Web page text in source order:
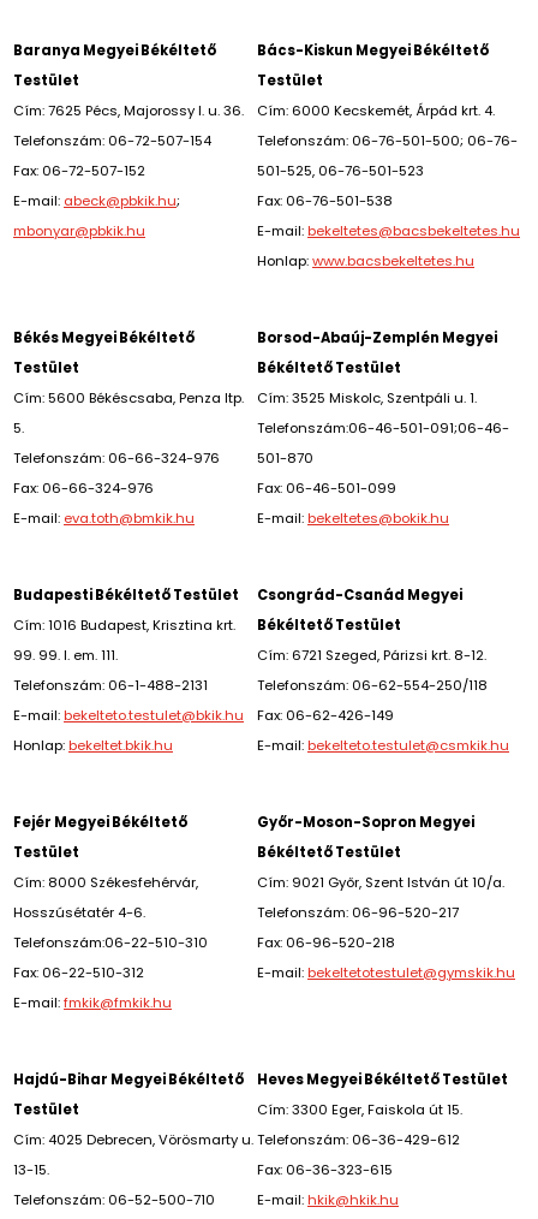
Baranya Megyei Békéltető
Testület
Cím: 7625 Pécs, Majorossy I. u. 36.
Telefonszám: 06-72-507-154
Fax: 06-72-507-152
E-mail: abeck@pbkik.hu;
mbonyar@pbkik.hu
Bács-Kiskun Megyei Békéltető
Testület
Cím: 6000 Kecskemét, Árpád krt. 4.
Telefonszám: 06-76-501-500; 06-76-
501-525, 06-76-501-523
Fax: 06-76-501-538
E-mail:bekeltetes@bacsbekeltetes.hu
Honlap:www.bacsbekeltetes.hu
Békés Megyei Békéltető
Testület
Cím: 5600 Békéscsaba, Penza ltp.
5.
Telefonszám: 06-66-324-976
Fax: 06-66-324-976
E-mail: eva.toth@bmkik.hu
Borsod-Abaúj-Zemplén Megyei
Békéltető Testület
Cím: 3525 Miskolc, Szentpáli u. 1.
Telefonszám:06-46-501-091;06-46-
501-870
Fax: 06-46-501-099
E-mail:bekeltetes@bokik.hu
Budapesti Békéltető Testület
Cím: 1016 Budapest, Krisztina krt.
99. 99. I. em. 111.
Telefonszám: 06-1-488-2131
E-mail:bekelteto.testulet@bkik.hu
Honlap:bekeltet.bkik.hu
Csongrád-Csanád Megyei
Békéltető Testület
Cím: 6721 Szeged, Párizsi krt. 8-12.
Telefonszám: 06-62-554-250/118
Fax: 06-62-426-149
E-mail:bekelteto.testulet@csmkik.hu
Fejér Megyei Békéltető
Testület
Cím: 8000 Székesfehérvár,
Hosszúsétatér 4-6.
Telefonszám:06-22-510-310
Fax: 06-22-510-312
E-mail:fmkik@fmkik.hu
Győr-Moson-Sopron Megyei
Békéltető Testület
Cím: 9021 Győr, Szent István út 10/a.
Telefonszám: 06-96-520-217
Fax: 06-96-520-218
E-mail:bekeltetotestulet@gymskik.hu
Hajdú-Bihar Megyei Békéltető
Testület
Cím: 4025 Debrecen, Vörösmarty u.
13-15.
Telefonszám: 06-52-500-710
Heves Megyei Békéltető Testület
Cím: 3300 Eger, Faiskola út 15.
Telefonszám: 06-36-429-612
Fax: 06-36-323-615
E-mail:hkik@hkik.hu